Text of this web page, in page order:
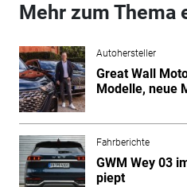
Mehr zum Thema
Autohersteller
Great Wall
Modelle, neue
Fahrberichte
GWM Wey 03
piept